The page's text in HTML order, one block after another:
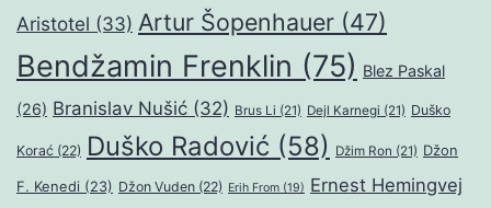
Aristotel (33) Artur Šopenhauer (47)
Bendžamin Frenklin (75) Blez Paskal
(26) Branislav Nušić (32) Brus Li (21) Dejl Karnegi (21) Duško
Korać (22) Duško Radović (58) Džim Ron (21) Džon
F. Kenedi (23) Džon Vuden (22) Erih From (19) Ernest Hemingvej